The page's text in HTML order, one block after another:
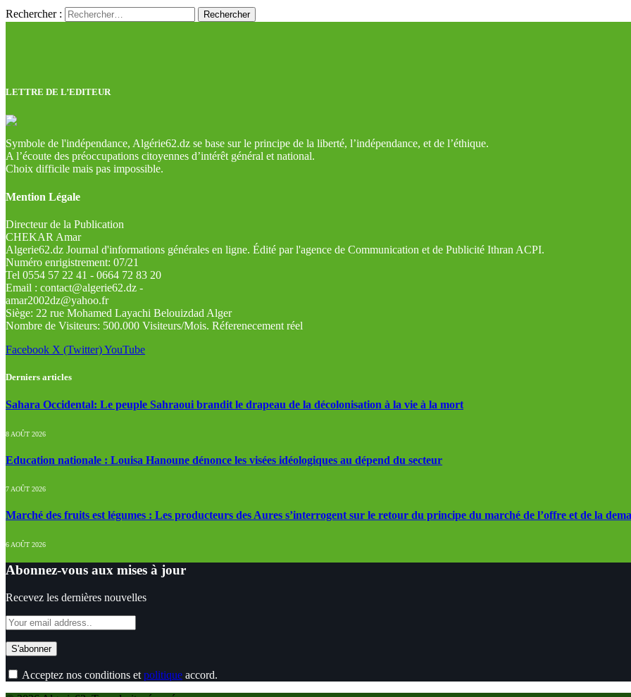
Rechercher :
LETTRE DE L’EDITEUR
Symbole de l'indépendance, Algérie62.dz se base sur le principe de la liberté, l’indépendance, et de l’éthique.
A l’écoute des préoccupations citoyennes d’intérêt général et national.
Choix difficile mais pas impossible.
Mention Légale
Directeur de la Publication
CHEKAR Amar
Algerie62.dz Journal d'informations générales en ligne. Édité par l'agence de Communication et de Publicité Ithran ACPI.
Numéro enrigistrement: 07/21
Tel 0554 57 22 41 - 0664 72 83 20
Email : contact@algerie62.dz -
amar2002dz@yahoo.fr
Siège: 22 rue Mohamed Layachi Belouizdad Alger
Nombre de Visiteurs: 500.000 Visiteurs/Mois. Réferenecement réel
Facebook X (Twitter)YouTube
Derniers articles
Sahara Occidental: Le peuple Sahraoui brandit le drapeau de la décolonisation à la vie à la mort
8 AOÛT 2026
Education nationale : Louisa Hanoune dénonce les visées idéologiques au dépend du secteur
7 AOÛT 2026
Marché des fruits est légumes : Les producteurs des Aures s’interrogent sur le retour du principe du marché de l’offre et de la
6 AOÛT 2026
Abonnez-vous aux mises à jour
Recevez les dernières nouvelles
Acceptez nos conditions et politique accord.